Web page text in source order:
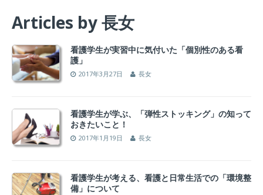
Articles by長女
看護学生が実習中に気付いた「個別性のある看
護」
2017年3月27日 長女
看護学生が学ぶ、「弾性ストッキング」の知って
おきたいこと！
2017年1月19日 長女
看護学生が考える、看護と日常生活での「環境整
備」について